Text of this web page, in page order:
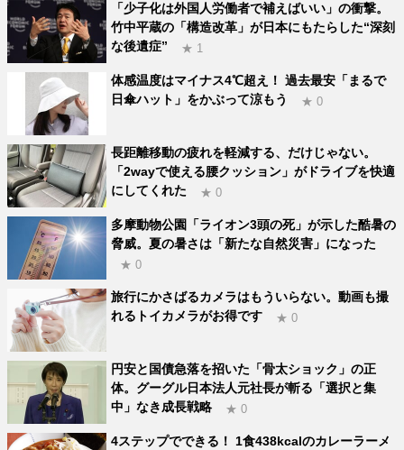
「少子化は外国人労働者で補えばいい」の衝撃。
竹中平蔵の「構造改革」が日本にもたらした“深刻
な後遺症”
★ 1
体感温度はマイナス4℃超え！ 過去最安「まるで
日傘ハット」をかぶって涼もう
★ 0
長距離移動の疲れを軽減する、だけじゃない。
「2wayで使える腰クッション」がドライブを快適
にしてくれた
★ 0
多摩動物公園「ライオン3頭の死」が示した酷暑の
脅威。夏の暑さは「新たな自然災害」になった
★ 0
旅行にかさばるカメラはもういらない。動画も撮
れるトイカメラがお得です
★ 0
円安と国債急落を招いた「骨太ショック」の正
体。グーグル日本法人元社長が斬る「選択と集
中」なき成長戦略
★ 0
4ステップでできる！ 1食438kcalのカレーラーメ